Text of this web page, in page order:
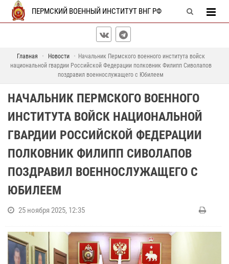
ПЕРМСКИЙ ВОЕННЫЙ ИНСТИТУТ ВНГ РФ
Главная Новости
Начальник Пермского военного института войск
национальной гвардии Российской Федерации полковник Филипп Сиволапов
поздравил военнослужащего с Юбилеем
НАЧАЛЬНИК ПЕРМСКОГО ВОЕННОГО
ИНСТИТУТА ВОЙСК НАЦИОНАЛЬНОЙ
ГВАРДИИ РОССИЙСКОЙ ФЕДЕРАЦИИ
ПОЛКОВНИК ФИЛИПП СИВОЛАПОВ
ПОЗДРАВИЛ ВОЕННОСЛУЖАЩЕГО С
ЮБИЛЕЕМ
25 ноября 2025, 12:35